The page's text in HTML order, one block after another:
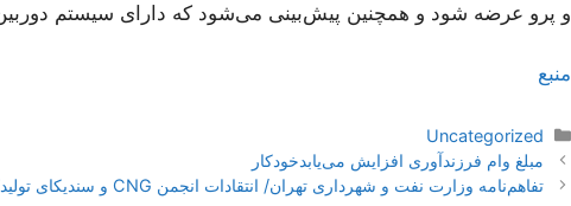
و پرو عرضه شود و همچنین پیش‌بینی می‌شود که دارای سیستم
منبع
دسته‌ها
Uncategorized
ناوبری
نوشته‌ها
مبلغ وام فرزندآوری افزایش می‌یابدخودکار
تفاهم‌نامه وزارت نفت و شهرداری تهران/ انتقادات انجمن CNG و سندیکای تولیدکنندگان برق